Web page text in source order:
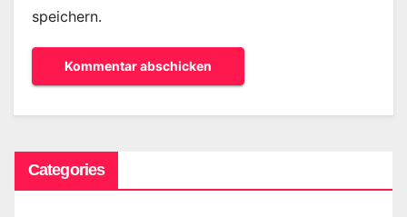
speichern.
Categories